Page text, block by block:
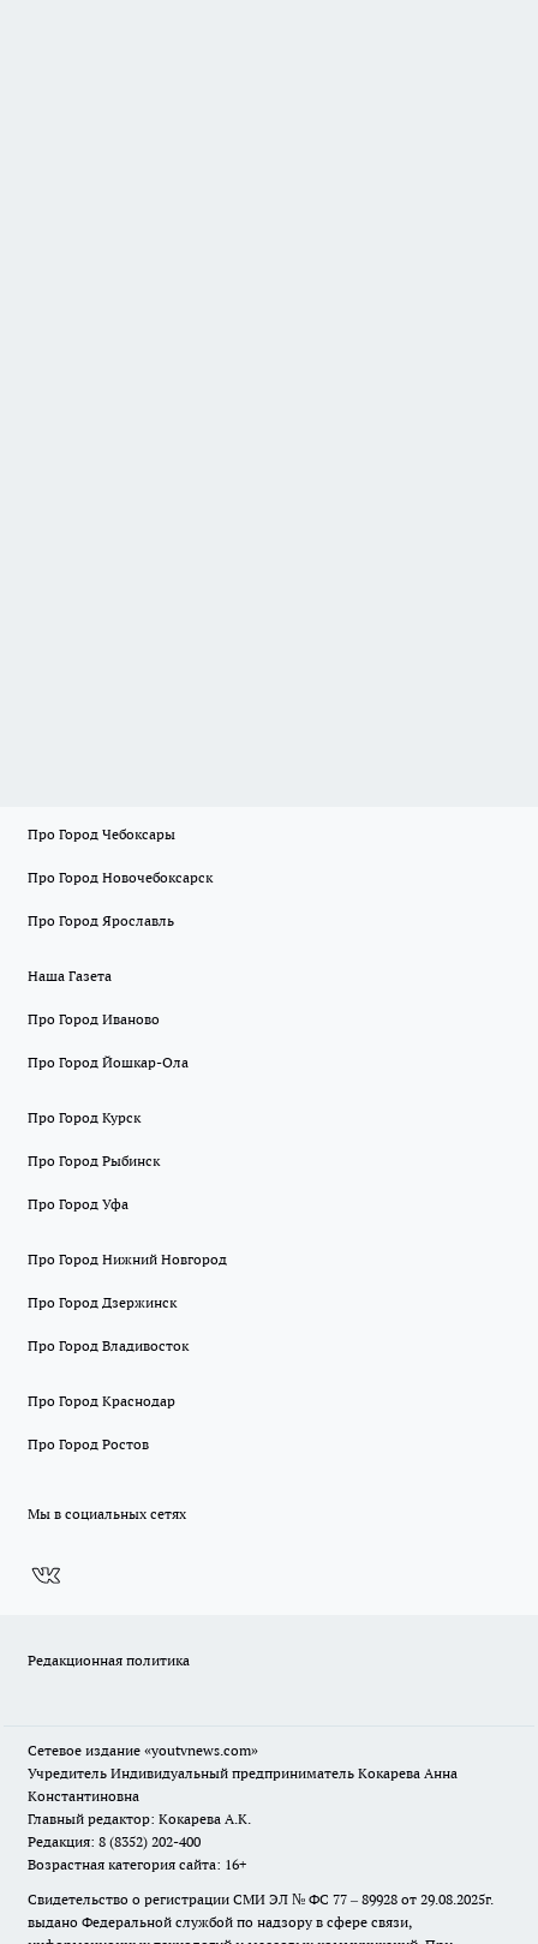
Про Город Чебоксары
Про Город Новочебоксарск
Про Город Ярославль
Наша Газета
Про Город Иваново
Про Город Йошкар-Ола
Про Город Курск
Про Город Рыбинск
Про Город Уфа
Про Город Нижний Новгород
Про Город Дзержинск
Про Город Владивосток
Про Город Краснодар
Про Город Ростов
Мы в социальных сетях
Редакционная политика
Сетевое издание «youtvnews.com»
Учредитель Индивидуальный предприниматель Кокарева Анна
Константиновна
Главный редактор: Кокарева А.К.
Редакция: 8 (8352) 202-400
Возрастная категория сайта: 16+
Свидетельство о регистрации СМИ ЭЛ № ФС 77 – 89928 от 29.08.2025г.
выдано Федеральной службой по надзору в сфере связи,